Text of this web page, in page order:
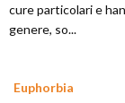
cure particolari e
genere, so...
Euphorbia